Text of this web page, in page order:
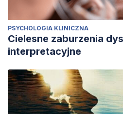
PSYCHOLOGIA KLINICZNA
Cielesne zaburzenia
interpretacyjne